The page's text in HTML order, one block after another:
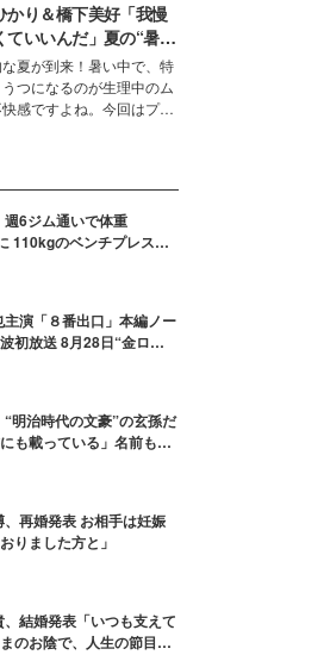
クリエイティブディレク
野しのぶ。一人ひとりの
寄り添い、魅力を引き出す
は、多くの女性たちに勇
を与え続けている。
かり＆橋下美好「我慢
ていいんだ」夏の“暑さ
新しい選択肢とは？
夏が到来！暑い中で、特
つになるのが生理中のム
感ですよね。今回はプラ
迎えて本音で女子会トー
のお出かけを快適に過ご
や、2人が感動した夏の
常識にも迫りました。
週6ジム通いで体重
110kgのベンチプレス持
と反響
主演「８番出口」本編ノー
初放送 8月28日“金ロ
明治時代の文豪”の玄孫だ
も載っている」名前も先
、再婚発表 お相手は妊娠
りました方と」
、結婚発表「いつも支えて
のお陰で、人生の節目を